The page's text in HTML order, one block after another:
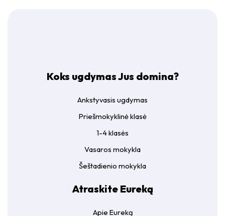
Koks ugdymas Jus domina?
Ankstyvasis ugdymas
Priešmokyklinė klasė
1-4 klasės
Vasaros mokykla
Šeštadienio mokykla
Atraskite Eureką
Apie Eureką